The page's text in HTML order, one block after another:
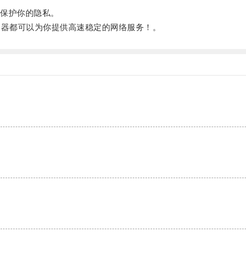
护你的隐私。
可以为你提供高速稳定的网络服务！。